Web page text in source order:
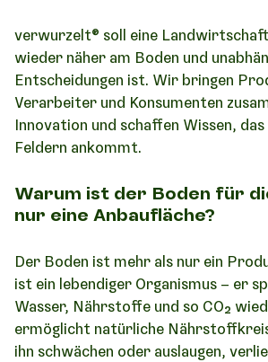
verwurzelt® soll eine
wieder näher am Boden und
Entscheidungen ist. Wir bringen
Verarbeiter und Konsumenten
Innovation und schaffen Wissen,
Feldern ankommt.
Warum ist der Boden für
nur eine Anbaufläche?
Der Boden ist mehr als nur ein
ist ein lebendiger Organismus – er
Wasser, Nährstoffe und so CO₂
ermöglicht natürliche
ihn schwächen oder auslaugen,